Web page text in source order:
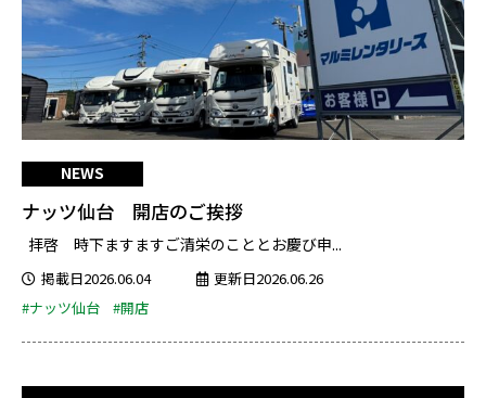
NEWS
ナッツ仙台 開店のご挨拶
拝啓 時下ますますご清栄のこととお慶び申...
掲載日2026.06.04
更新日2026.06.26
#ナッツ仙台
#開店